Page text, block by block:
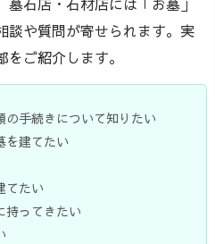
談や質問が寄せられます。実
ご紹介します。
手続きについて知りたい
を建てたい
てたい
持ってきたい